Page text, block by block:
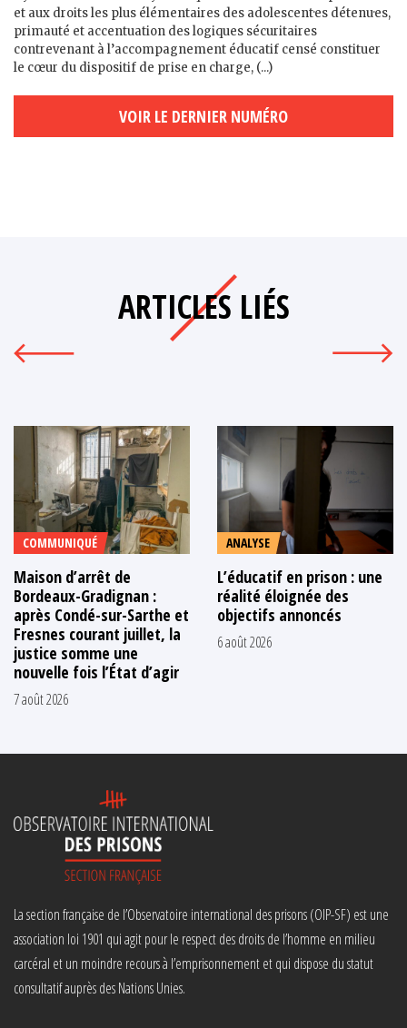
et aux droits les plus élémentaires des adolescent·es détenu·es,
primauté et accentuation des logiques sécuritaires
contrevenant à l’accompagnement éducatif censé constituer
le cœur du dispositif de prise en charge, (...)
VOIR LE DERNIER NUMÉRO
ARTICLES LIÉS
COMMUNIQUÉ
Maison d’arrêt de
Bordeaux-Gradignan :
après Condé-sur-Sarthe et
Fresnes courant juillet, la
justice somme une
nouvelle fois l’État d’agir
7 août 2026
ANALYSE
L’éducatif en prison : une
réalité éloignée des
objectifs annoncés
6 août 2026
La section française de l’Observatoire international des prisons (OIP-SF) est une
association loi 1901 qui agit pour le respect des droits de l’homme en milieu
carcéral et un moindre recours à l’emprisonnement et qui dispose du statut
consultatif auprès des Nations Unies.